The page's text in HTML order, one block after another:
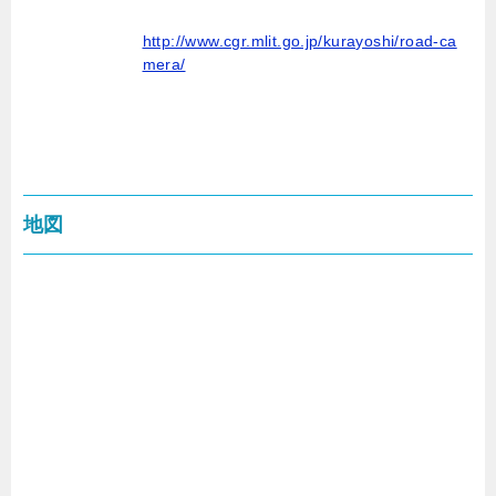
http://www.cgr.mlit.go.jp/kurayoshi/road-ca
mera/
地図